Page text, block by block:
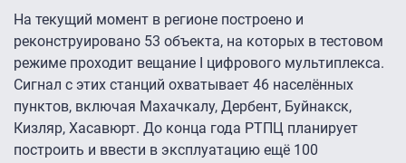
На текущий момент в регионе построено и
реконструировано 53 объекта, на которых в тестовом
режиме проходит вещание I цифрового мультиплекса.
Сигнал с этих станций охватывает 46 населённых
пунктов, включая Махачкалу, Дербент, Буйнакск,
Кизляр, Хасавюрт. До конца года РТПЦ планирует
построить и ввести в эксплуатацию ещё 100